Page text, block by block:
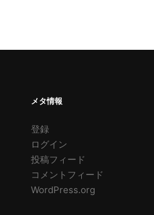
メタ情報
登録
ログイン
投稿フィード
コメントフィード
WordPress.org